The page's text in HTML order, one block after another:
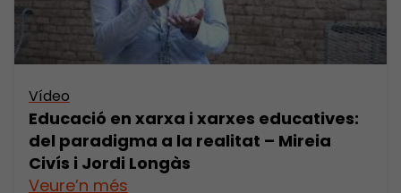
Vídeo
Educació en xarxa i xarxes educatives:
del paradigma a la realitat – Mireia
Civís i Jordi Longàs
Veure’n més